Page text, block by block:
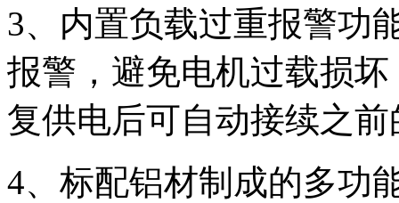
3、内置负载过重报警功
报警，避免电机过载损
复供电后可自动接续之
4、标配铝材制成的多功